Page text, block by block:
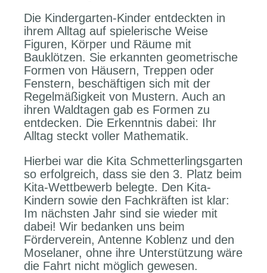
Die Kindergarten-Kinder entdeckten in
ihrem Alltag auf spielerische Weise
Figuren, Körper und Räume mit
Bauklötzen. Sie erkannten geometrische
Formen von Häusern, Treppen oder
Fenstern, beschäftigen sich mit der
Regelmäßigkeit von Mustern. Auch an
ihren Waldtagen gab es Formen zu
entdecken. Die Erkenntnis dabei: Ihr
Alltag steckt voller Mathematik.
Hierbei war die Kita Schmetterlingsgarten
so erfolgreich, dass sie den 3. Platz beim
Kita-Wettbewerb belegte. Den Kita-
Kindern sowie den Fachkräften ist klar:
Im nächsten Jahr sind sie wieder mit
dabei! Wir bedanken uns beim
Förderverein, Antenne Koblenz und den
Moselaner, ohne ihre Unterstützung wäre
die Fahrt nicht möglich gewesen.